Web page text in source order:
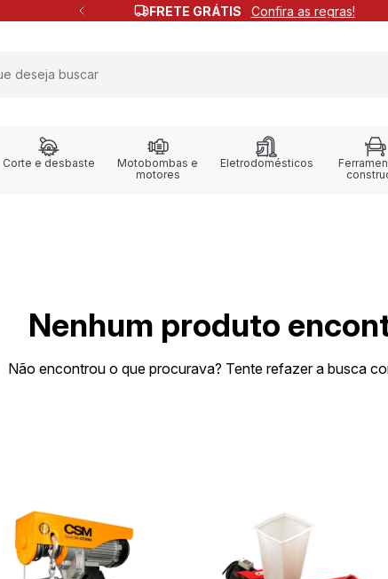
FRETE GRÁTIS Confira as regras!
Corte e desbaste
Motobombas e
motores
Eletrodomésticos
Nenhum produto
Não encontrou o que procurava? Tente refazer a busca